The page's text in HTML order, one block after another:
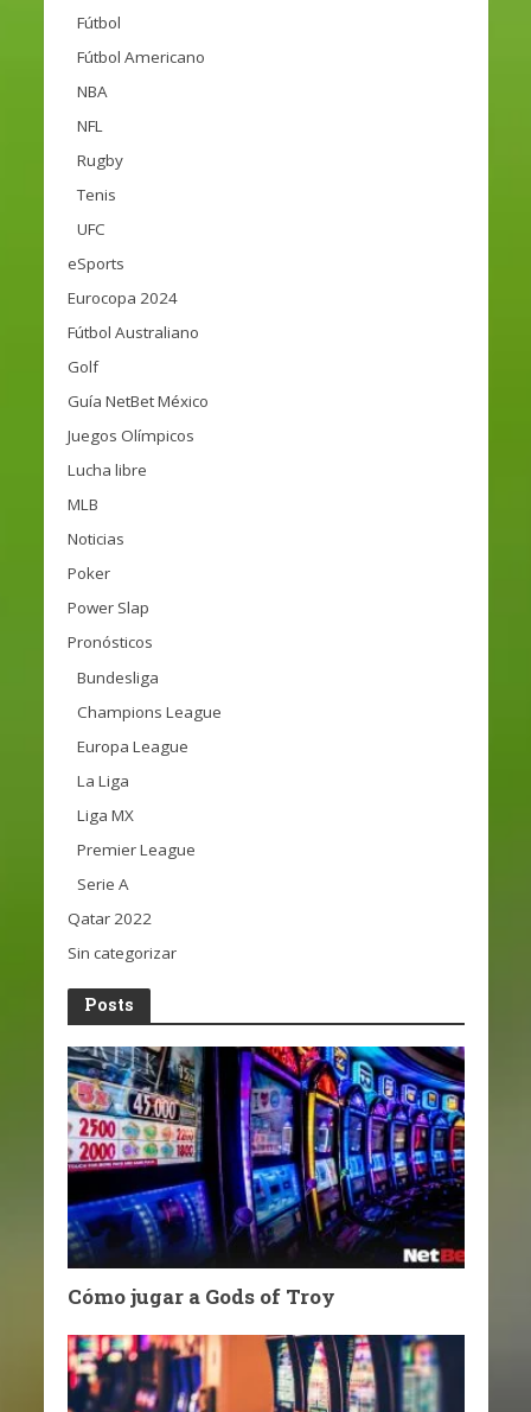
Fútbol
Fútbol Americano
NBA
NFL
Rugby
Tenis
UFC
eSports
Eurocopa 2024
Fútbol Australiano
Golf
Guía NetBet México
Juegos Olímpicos
Lucha libre
MLB
Noticias
Poker
Power Slap
Pronósticos
Bundesliga
Champions League
Europa League
La Liga
Liga MX
Premier League
Serie A
Qatar 2022
Sin categorizar
Posts
Cómo jugar a Gods of Troy